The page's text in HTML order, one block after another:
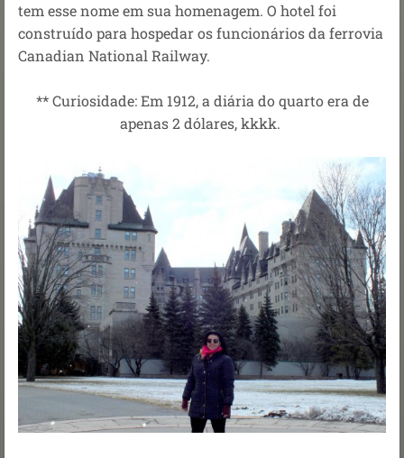
tem esse nome em sua homenagem. O hotel foi
construído para hospedar os funcionários da ferrovia
Canadian National Railway.
** Curiosidade: Em 1912, a diária do quarto era de
apenas 2 dólares, kkkk.